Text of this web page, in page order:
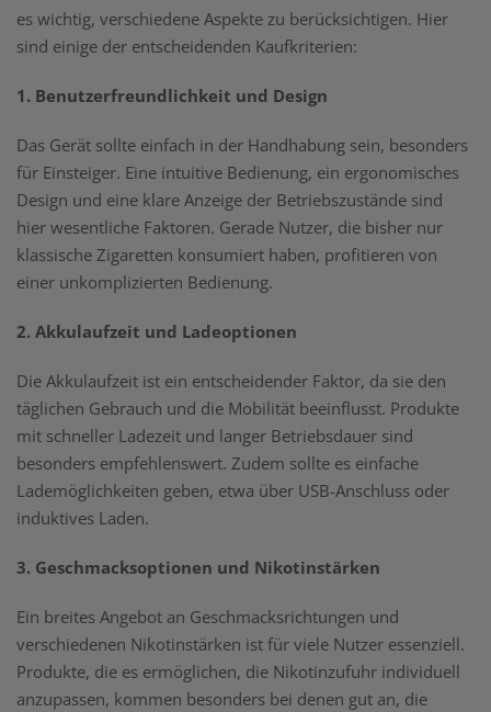
es wichtig, verschiedene Aspekte zu berücksichtigen. Hier
sind einige der entscheidenden Kaufkriterien:
1. Benutzerfreundlichkeit und Design
Das Gerät sollte einfach in der Handhabung sein, besonders
für Einsteiger. Eine intuitive Bedienung, ein ergonomisches
Design und eine klare Anzeige der Betriebszustände sind
hier wesentliche Faktoren. Gerade Nutzer, die bisher nur
klassische Zigaretten konsumiert haben, profitieren von
einer unkomplizierten Bedienung.
2. Akkulaufzeit und Ladeoptionen
Die Akkulaufzeit ist ein entscheidender Faktor, da sie den
täglichen Gebrauch und die Mobilität beeinflusst. Produkte
mit schneller Ladezeit und langer Betriebsdauer sind
besonders empfehlenswert. Zudem sollte es einfache
Lademöglichkeiten geben, etwa über USB-Anschluss oder
induktives Laden.
3. Geschmacksoptionen und Nikotinstärken
Ein breites Angebot an Geschmacksrichtungen und
verschiedenen Nikotinstärken ist für viele Nutzer essenziell.
Produkte, die es ermöglichen, die Nikotinzufuhr individuell
anzupassen, kommen besonders bei denen gut an, die